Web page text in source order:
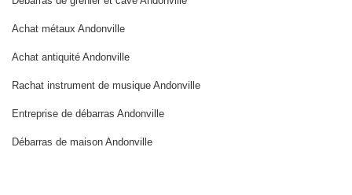
Achat métaux Andonville
Achat antiquité Andonville
Rachat instrument de musique Andonville
Entreprise de débarras Andonville
Débarras de maison Andonville